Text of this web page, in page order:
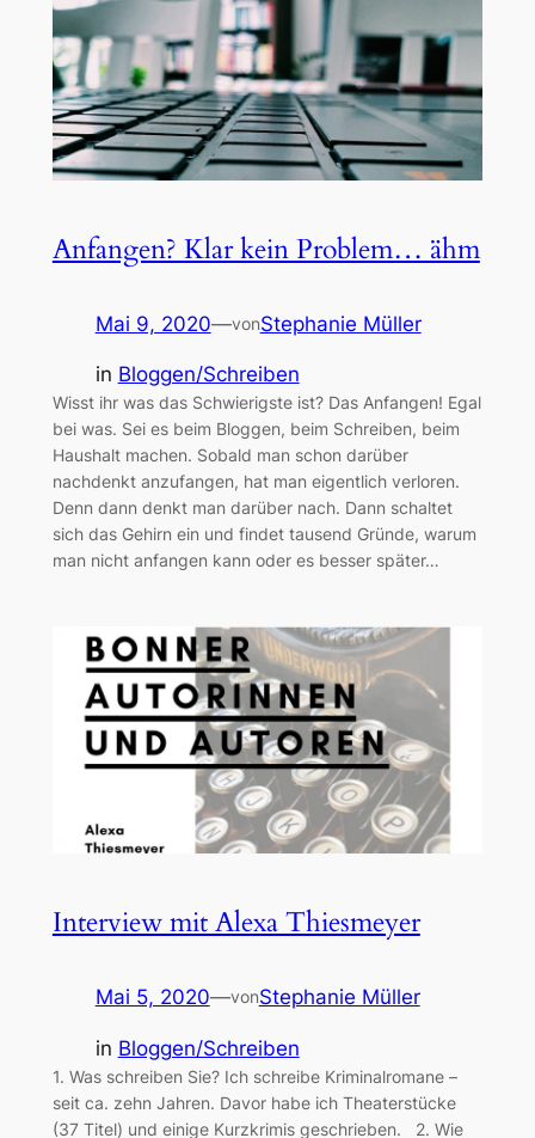
Anfangen? Klar kein Problem… ähm
Mai 9, 2020—vonStephanie Müller
in Bloggen/Schreiben
Wisst ihr was das Schwierigste ist? Das Anfangen! Egal
bei was. Sei es beim Bloggen, beim Schreiben, beim
Haushalt machen. Sobald man schon darüber
nachdenkt anzufangen, hat man eigentlich verloren.
Denn dann denkt man darüber nach. Dann schaltet
sich das Gehirn ein und findet tausend Gründe, warum
man nicht anfangen kann oder es besser später…
Interview mit Alexa Thiesmeyer
Mai 5, 2020—vonStephanie Müller
in Bloggen/Schreiben
1. Was schreiben Sie? Ich schreibe Kriminalromane –
seit ca. zehn Jahren. Davor habe ich Theaterstücke
(37 Titel) und einige Kurzkrimis geschrieben. 2. Wie